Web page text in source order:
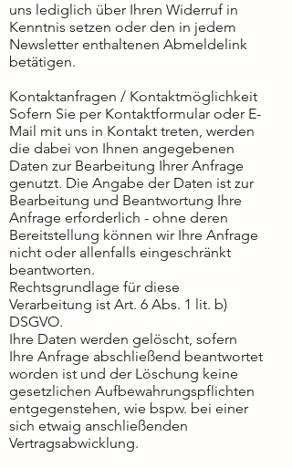
uns lediglich über Ihren Widerruf in
Kenntnis setzen oder den in jedem
Newsletter enthaltenen Abmeldelink
betätigen.
Kontaktanfragen / Kontaktmöglichkeit
Sofern Sie per Kontaktformular oder E-
Mail mit uns in Kontakt treten, werden
die dabei von Ihnen angegebenen
Daten zur Bearbeitung Ihrer Anfrage
genutzt. Die Angabe der Daten ist zur
Bearbeitung und Beantwortung Ihre
Anfrage erforderlich - ohne deren
Bereitstellung können wir Ihre Anfrage
nicht oder allenfalls eingeschränkt
beantworten.
Rechtsgrundlage für diese
Verarbeitung ist Art. 6 Abs. 1 lit. b)
DSGVO.
Ihre Daten werden gelöscht, sofern
Ihre Anfrage abschließend beantwortet
worden ist und der Löschung keine
gesetzlichen Aufbewahrungspflichten
entgegenstehen, wie bspw. bei einer
sich etwaig anschließenden
Vertragsabwicklung.